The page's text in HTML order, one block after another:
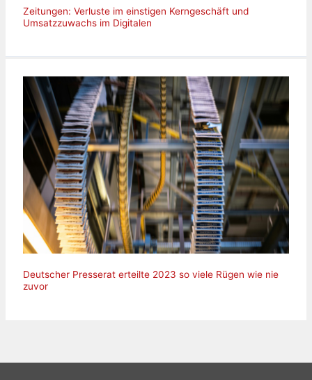
Zeitungen: Verluste im einstigen Kerngeschäft und
Umsatzzuwachs im Digitalen
Deutscher Presserat erteilte 2023 so viele Rügen wie nie
zuvor